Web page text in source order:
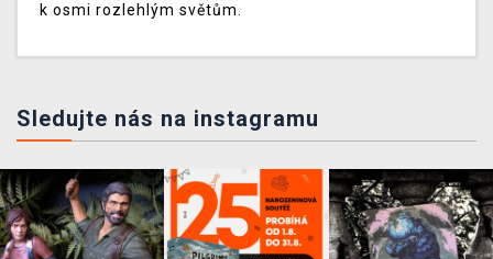
k osmi rozlehlým světům.
Sledujte nás na instagramu